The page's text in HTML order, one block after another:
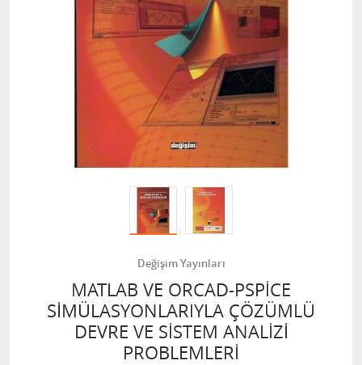
Değişim Yayınları
MATLAB VE ORCAD-PSPİCE
SİMÜLASYONLARIYLA ÇÖZÜMLÜ
DEVRE VE SİSTEM ANALİZİ
PROBLEMLERİ